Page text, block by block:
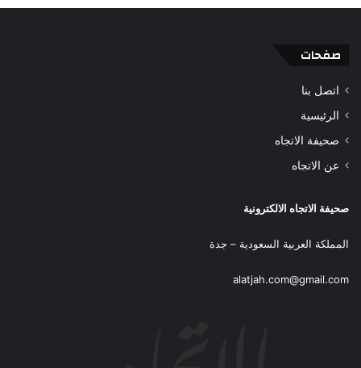
صفحات
اتصل بنا
الرئيسية
صحيفة الاتجاه
عن الاتجاه
صحيفة الاتجاه الالكترونية
المملكة العربية السعودية – جدة
alatjah.com@gmail.com